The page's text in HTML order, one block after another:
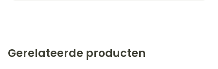
Gerelateerde producten